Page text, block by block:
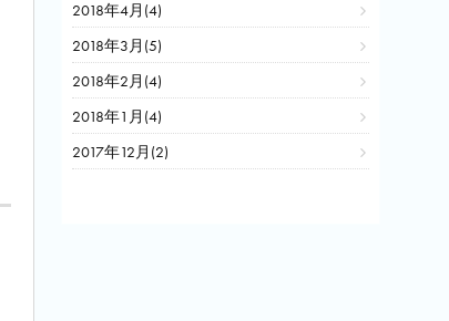
2018年4月(4)
2018年3月(5)
2018年2月(4)
2018年1月(4)
2017年12月(2)